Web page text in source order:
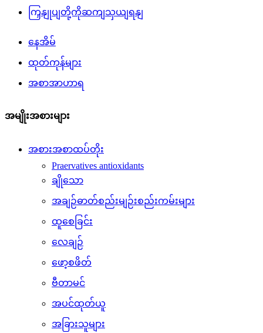
ကြှနျုပျတို့ကိုဆကျသှယျရနျ
နေအိမ်
ထုတ်ကုန်များ
အစာအာဟာရ
အမျိုးအစားများ
အစားအစာထပ်တိုး
Praervatives antioxidants
ချိုသော
အချဉ်ဓာတ်စည်းမျဉ်းစည်းကမ်းများ
ထူစေခြင်း
လေချဉ်
ဖော့စဖိတ်
ဗီတာမင်
အပင်ထုတ်ယူ
အခြားသူများ